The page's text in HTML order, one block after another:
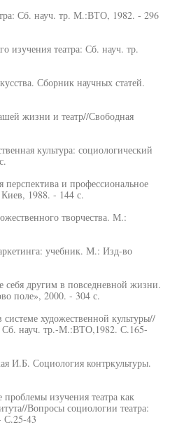
Сб. науч. тр. М.:ВТО, 1982. - 296
изучения театра: Сб. науч. тр.
Сборник научных статей.
жизни и театр//Свободная
культура: социологический
и профессиональное
1988. - 144 с.
творчества. М.:
учебник. М.: Изд-во
другим в повседневной жизни.
поле», 2000. - 304 с.
художественной культуры//
Сб. науч. тр.-М.:ВТО,1982. С.165-
И.Б. Социология контркультуры.
изучения театра как
Вопросы социологии театра:
43